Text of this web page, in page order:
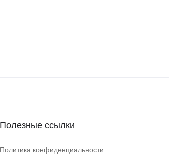
Полезные ссылки
Политика конфиденциальности